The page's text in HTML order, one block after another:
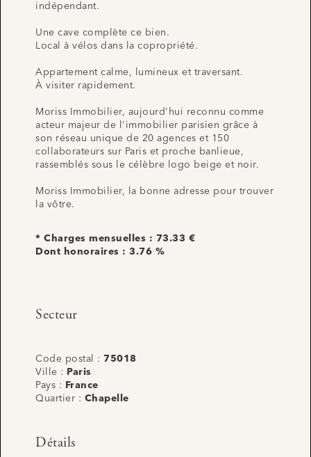
indépendant.
Une cave complète ce bien.
Local à vélos dans la copropriété.
Appartement calme, lumineux et traversant.
À visiter rapidement.
Moriss Immobilier, aujourd'hui reconnu comme
acteur majeur de l'immobilier parisien grâce à
son réseau unique de 20 agences et 150
collaborateurs sur Paris et proche banlieue,
rassemblés sous le célèbre logo beige et noir.
Moriss Immobilier, la bonne adresse pour trouver
la vôtre.
* Charges mensuelles : 73.33 €
Dont honoraires : 3.76 %
Secteur
Code postal : 75018
Ville :
Paris
Pays :
France
Quartier : Chapelle
Détails